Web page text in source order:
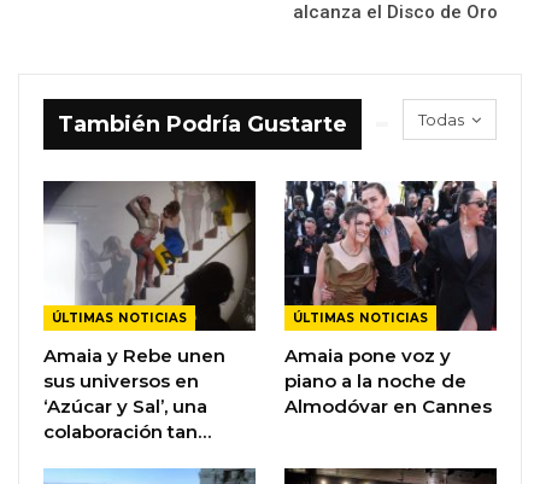
alcanza el Disco de Oro
Todas
También Podría Gustarte
ÚLTIMAS NOTICIAS
Amaia y Rebe unen
sus universos en
‘Azúcar y Sal’, una
colaboración tan…
ÚLTIMAS NOTICIAS
Amaia pone voz y
piano a la noche de
Almodóvar en Cannes